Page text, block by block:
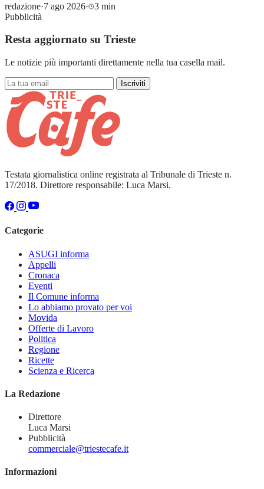
redazione·7 ago 2026·
3 min
Pubblicità
Resta aggiornato su Trieste
Le notizie più importanti direttamente nella tua casella mail.
Iscriviti
Testata giornalistica online registrata al Tribunale di Trieste n.
17/2018. Direttore responsabile: Luca Marsi.
Categorie
ASUGI informa
Appelli
Cronaca
Eventi
Il Comune informa
Lo abbiamo provato per voi
Movida
Offerte di Lavoro
Politica
Regione
Ricette
Scienza e Ricerca
La Redazione
Direttore
Luca Marsi
Pubblicità
commerciale@triestecafe.it
Informazioni